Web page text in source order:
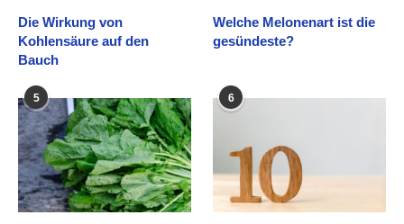
Die Wirkung von
Kohlensäure auf den
Bauch
Welche Melonenart ist die
gesündeste?
5 6